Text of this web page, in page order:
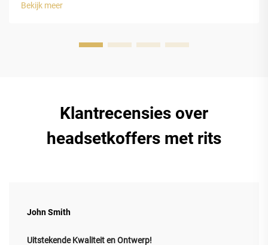
ethyleenvinylacetaat (EVA)-schuim biedt luxe horlogedozen
Bekijk meer
Klantrecensies over
headsetkoffers met rits
John Smith
Uitstekende Kwaliteit en Ontwerp!